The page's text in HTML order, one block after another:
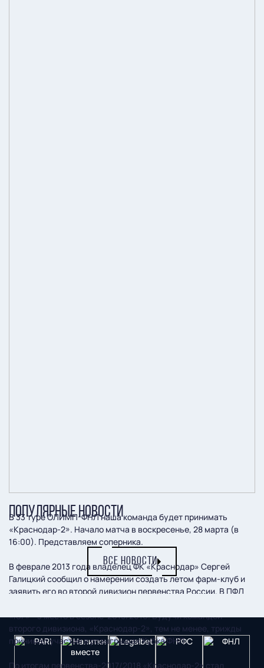
В 33 туре ОЛИМП-ФНЛ наша команда будет принимать
«Краснодар-2». Начало матча в воскресенье, 28 марта (в
16:00). Представляем соперника.
В феврале 2013 года владелец ФК «Краснодар» Сергей
Галицкий сообщил о намерении создать летом фарм-клуб и
заявить его во второй дивизион первенства России. В ПФЛ
«Юг» - 3 место в сезоне-2015/2016. Будучи командой
второго дивизиона, «Краснодар-2», тем не менее, трижды
принимал участие в розыгрышах Кубка ФНЛ.
По итогам первенства-2017/2018 «Краснодар-2» стал
ПОПУЛЯРНЫЕ НОВОСТИ
ВСЕ НОВОСТИ